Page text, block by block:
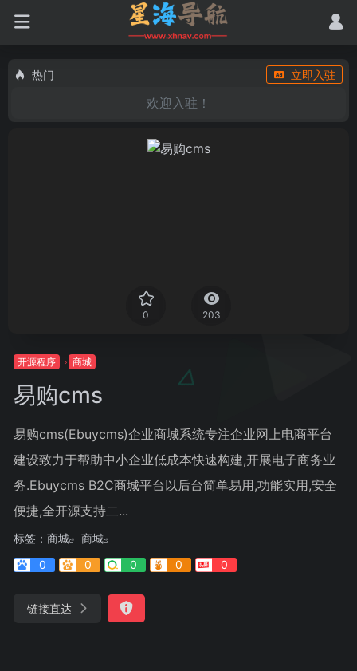
热门 立即入驻
欢迎入驻！
0 203
开源程序 商城
易购cms
易购cms(Ebuycms)企业商城系统专注企业网上电商平台
建设致力于帮助中小企业低成本快速构建,开展电子商务业
务.Ebuycms B2C商城平台以后台简单易用,功能实用,安全
便捷,全开源支持二...
标签： 商城
商城
0
0 0 0 0
链接直达